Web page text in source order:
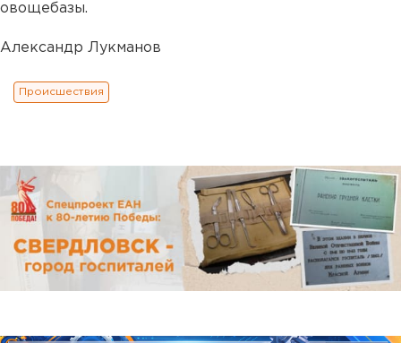
овощебазы.
Александр Лукманов
Происшествия